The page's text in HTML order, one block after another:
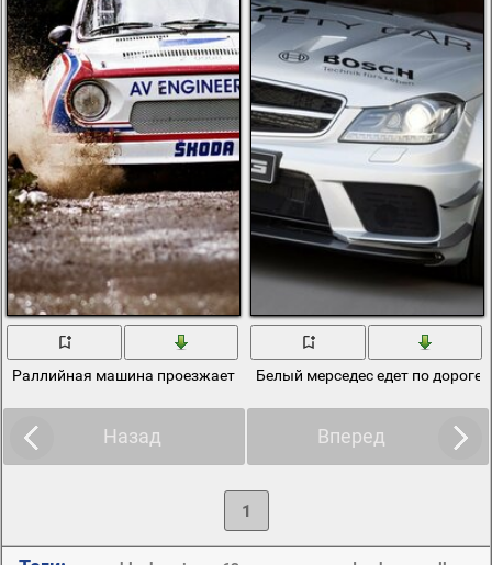
Раллийная машина проезжает через водную преграду
Белый мерседес едет по дороге
Назад Вперед
1